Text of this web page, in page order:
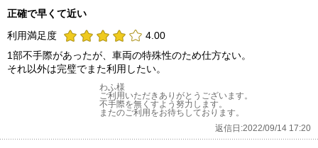
正確で早くて近い
利用満足度
4.00
1部不手際があったが、車両の特殊性のため仕方ない。
それ以外は完璧でまた利用したい。
わふ様
ご利用いただきありがとうございます。
不手際を無くすよう努力します。
またのご利用をお待ちしております。
返信日:2022/09/14 17:20